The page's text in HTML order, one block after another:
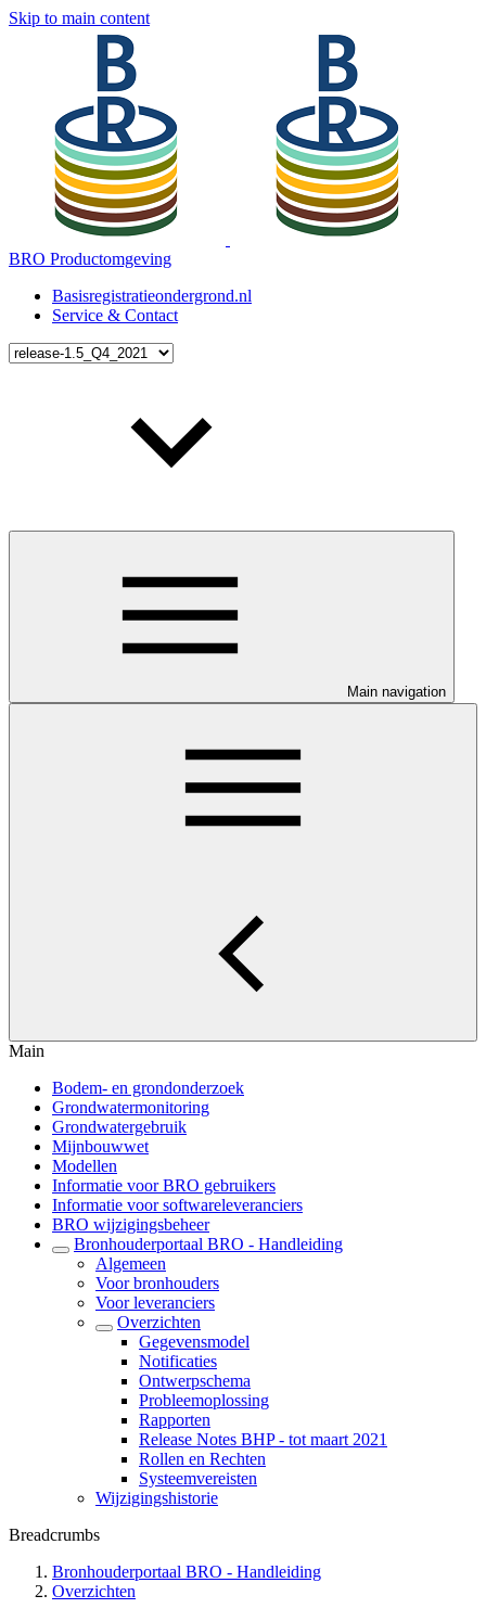
Skip to main content
BRO Productomgeving
Basisregistratieondergrond.nl
Service & Contact
Main navigation
Main
Bodem- en grondonderzoek
Grondwatermonitoring
Grondwatergebruik
Mijnbouwwet
Modellen
Informatie voor BRO gebruikers
Informatie voor softwareleveranciers
BRO wijzigingsbeheer
Bronhouderportaal BRO - Handleiding
Algemeen
Voor bronhouders
Voor leveranciers
Overzichten
Gegevensmodel
Notificaties
Ontwerpschema
Probleemoplossing
Rapporten
Release Notes BHP - tot maart 2021
Rollen en Rechten
Systeemvereisten
Wijzigingshistorie
Breadcrumbs
Bronhouderportaal BRO - Handleiding
Overzichten